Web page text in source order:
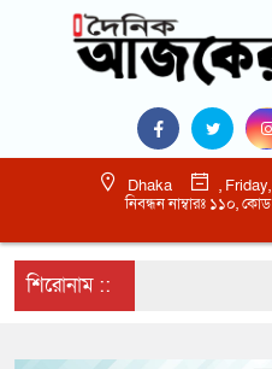
Dhaka
,
নিবন্ধন নাম্বারঃ ১১০, কোড
শিরোনাম ::